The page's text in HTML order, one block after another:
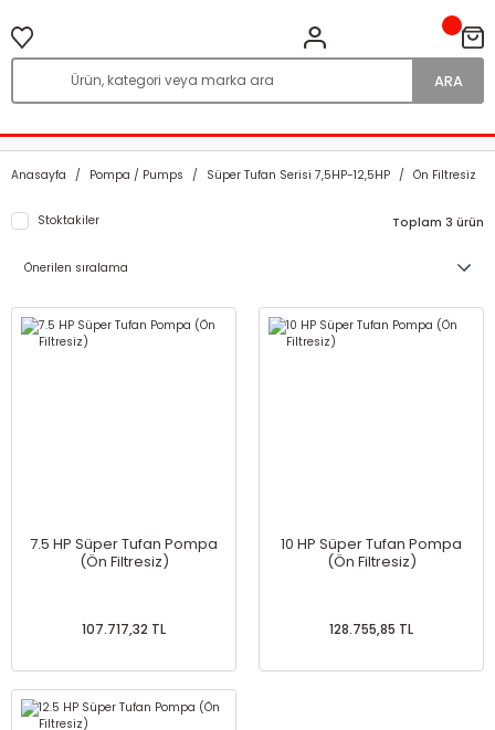
ARA
Anasayfa Pompa / Pumps Süper Tufan Serisi 7,5HP-12,5HP Ön Filtresiz
Stoktakiler Toplam 3 ürün
7.5 HP Süper Tufan Pompa
(Ön Filtresiz)
107.717,32 TL
10 HP Süper Tufan Pompa
(Ön Filtresiz)
128.755,85 TL